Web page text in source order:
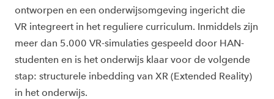
ontworpen en een onderwijsomgeving ingericht die
VR integreert in het reguliere curriculum. Inmiddels zijn
meer dan 5.000 VR-simulaties gespeeld door HAN-
studenten en is het onderwijs klaar voor de volgende
stap: structurele inbedding van XR (Extended Reality)
in het onderwijs.